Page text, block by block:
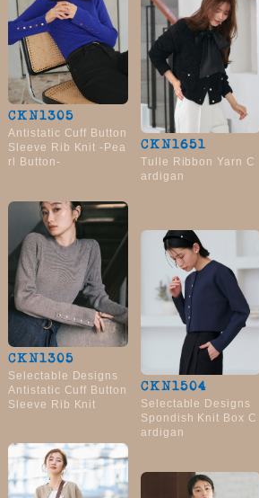
CKN1305
Antistatic Cuff Button
Sleeve Rib Knit -Pea
rl Button-
CKN1651
Tulle Ribbon Yarn C
ardigan
CKN1305
Selectable Designs
Antistatic Cuff Button
Sleeve Rib Knit
CKN1504
Selectable Designs
Spondish Knit Box C
ardigan